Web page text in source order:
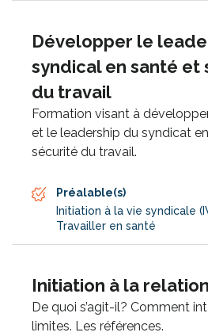
Développer le
syndical en santé et
du travail
Formation visant à
et le leadership du syndicat
sécurité du travail.
Préalable(s)
Initiation à la vie syndicale
Travailler en santé
Initiation à la relation
De quoi s’agit-il? Comment
limites. Les références.